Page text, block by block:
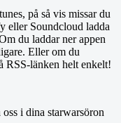
på så vis missar du
eller Soundcloud ladda
du laddar ner appen
Eller om du
RSS-länken helt enkelt!
i dina starwarsöron